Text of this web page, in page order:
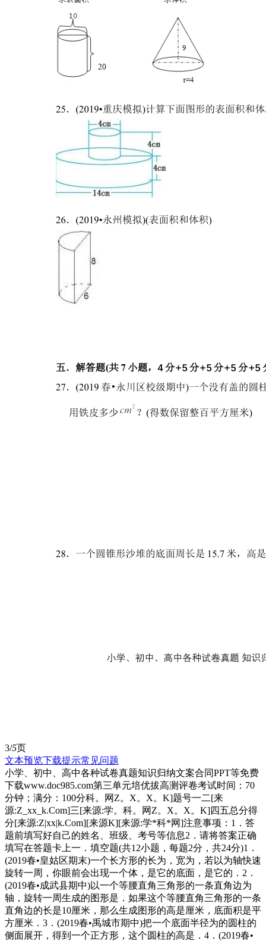
3/5页
文本预览下载提示常见问题
小学、初中、高中各种试卷真题知识归纳文案合同PPT等免费
下载www.doc985.com第三单元培优拔高测评卷考试时间：70
分钟；满分：100分科。网Z。X。X。K]题号一二[来
源:Z_xx_k.Com]三[来源:学。科。网Z。X。X。K]四五总分得
分[来源:Z|xx|k.Com][来源K][来源:学*科*网]注意事项：1．答
题前填写好自己的姓名、班级、考号等信息2．请将答案正确
填写在答题卡上一．填空题(共12小题，每题2分，共24分)1．
(2019春•皇姑区期末)一个长方形的长为，宽为，若以为轴快速
旋转一周，你眼前会出现一个体，是它的底面，是它的．2．
(2019春•成武县期中)以一个等腰直角三角形的一条直角边为
轴，旋转一周生成的图形是．如果这个等腰直角三角形的一条
直角边的长是10厘米，那么生成图形的高是厘米，底面积是平
方厘米．3．(2019春•禹城市期中)把一个底面半径为的圆柱的
侧面展开，得到一个正方形，这个圆柱的高是．4．(2019春•